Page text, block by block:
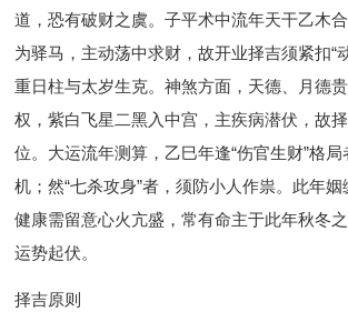
道，恐有破财之虞。子平术中流年天干乙木
为驿马，主动荡中求财，故开业择吉须紧扣“
重日柱与太岁生克。神煞方面，天德、月德
权，紫白飞星二黑入中宫，主疾病潜伏，故
位。大运流年测算，乙巳年逢“伤官生财”格
机；然“七杀攻身”者，须防小人作祟。此年姻
健康需留意心火亢盛，常有命主于此年秋冬
运势起伏。
择吉原则